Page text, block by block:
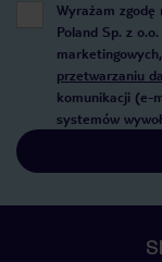
Wyrażam zgodę
Poland Sp. z
przetwarzaniu
komunikacji (e-
systemów